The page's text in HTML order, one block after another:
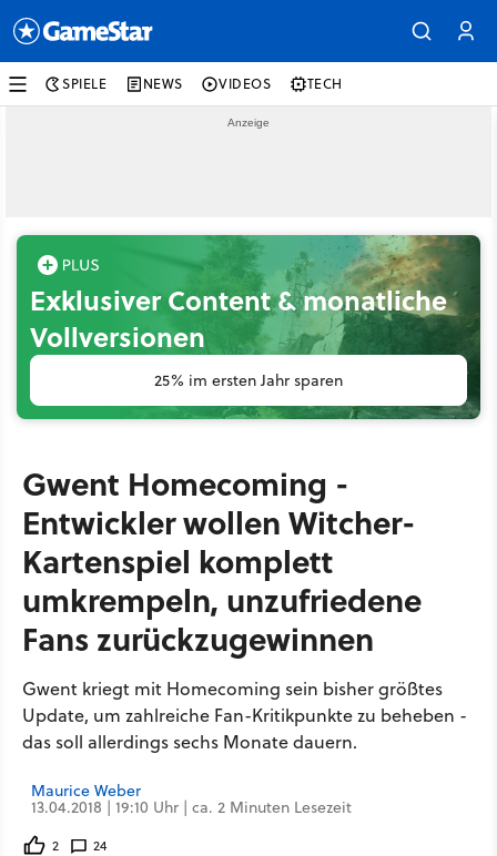
SPIELE NEWS VIDEOS TECH
Exklusiver Content & monatliche
Vollversionen
25% im ersten Jahr sparen
Gwent Homecoming -
Entwickler wollen Witcher-
Kartenspiel komplett
umkrempeln, unzufriedene
Fans zurückzugewinnen
Gwent kriegt mit Homecoming sein bisher größtes
Update, um zahlreiche Fan-Kritikpunkte zu beheben -
das soll allerdings sechs Monate dauern.
Maurice Weber
13.04.2018 | 19:10 Uhr | ca. 2 Minuten Lesezeit
2 24